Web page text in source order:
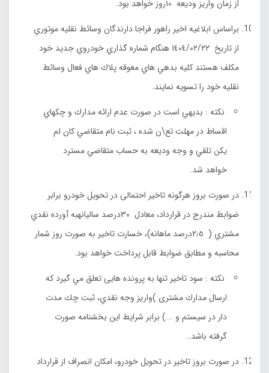
از زمان واريز وديعه ١٠روز خواهد بود.
براساس ابلاغيه اخير راهور فراجا دارندگان وسائط نقليه موتوري
از تاريخ ١٤٠٤/٠٢/٢٢ هنگام شماره گذاري خودروي جديد خود
مكلف هستند كليه بدهي هاي معوقه پلاك هاي فعال وسائط
نقليه خود را تسويه نمايند.
نكته : بديهي است در صورت عدم ارائه مدارك و چكهاي
اقساط در مهلت تع\ن شده ، ثبت نام متقاضي كان لم
يكن تلقي و وجه وديعه به حساب متقاضي مسترد
خواهد شد.
در صورت بروز هرگونه تاخير احتمالی در تحويل خودرو برابر
ضوابط مندرج در قرارداد، معادل ٣٠درصد ساليانهبه آورده نقدي
مشتري ( ٢٫٥درصد ماهانه)، خسارت تاخیر به صورت روز شمار
محاسبه و مطابق ضوابط قابل پرداخت خواهد بود.
نکته : سود تاخیر تنها به پرونده هایی تعلق مي گیرد كه
ارسال مدارك مشتری )واريز وجه نقدي، ثبت چك مدت
دار در سیستم و ...) برابر شرايط اين بخشنامه صورت
گرفته باشد..
در صورت بروز تاخیر در تحويل خودرو، امكان انصراف از قرارداد